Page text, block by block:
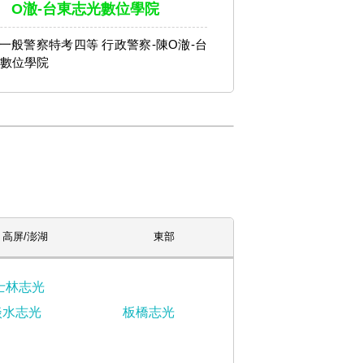
O澈-台東志光數位學院
般警察特考四等 行政警察-陳O澈-台
位學院
高屏/澎湖 東部
林志光
水志光
板橋志光